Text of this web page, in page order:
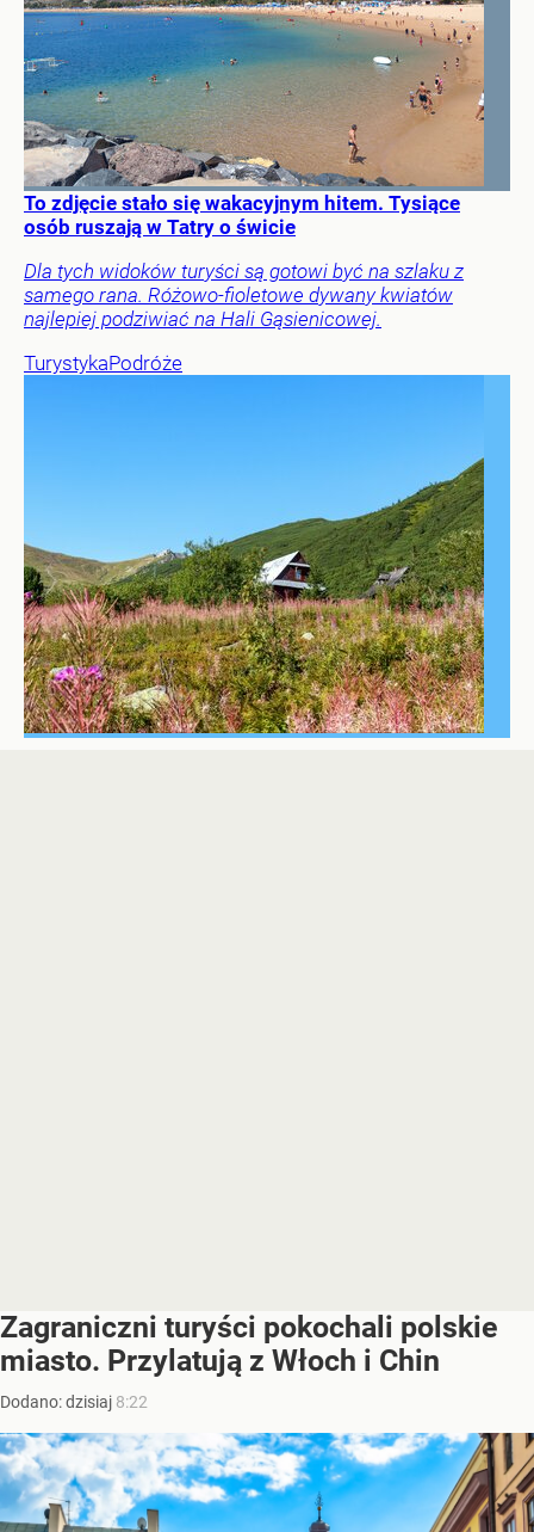
To zdjęcie stało się wakacyjnym hitem. Tysiące
osób ruszają w Tatry o świcie
Dla tych widoków turyści są gotowi być na szlaku z
samego rana. Różowo-fioletowe dywany kwiatów
najlepiej podziwiać na Hali Gąsienicowej.
TurystykaPodróże
Zagraniczni turyści pokochali polskie
miasto. Przylatują z Włoch i Chin
Dodano:dzisiaj 8:22